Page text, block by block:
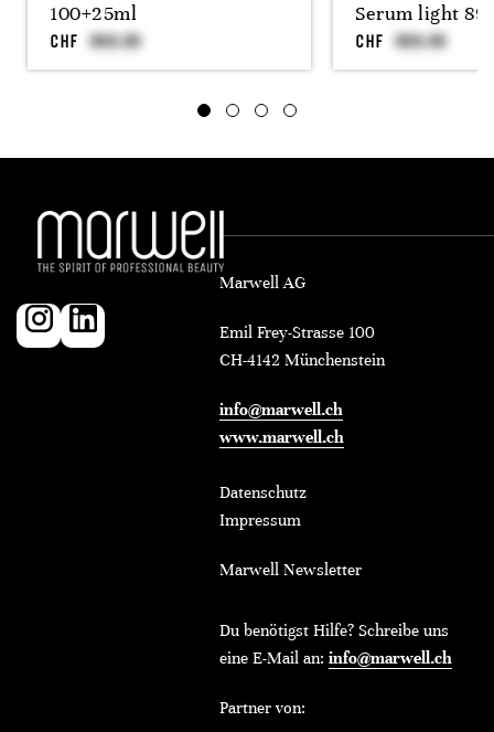
100+25ml
CHF
Serum light
CHF
Marwell AG
Emil Frey-Strasse 100
CH-4142 Münchenstein
info@marwell.ch
www.marwell.ch
Datenschutz
Impressum
Marwell Newsletter
Du benötigst Hilfe? Schreibe uns
eine E-Mail an: info@marwell.ch
Partner von: